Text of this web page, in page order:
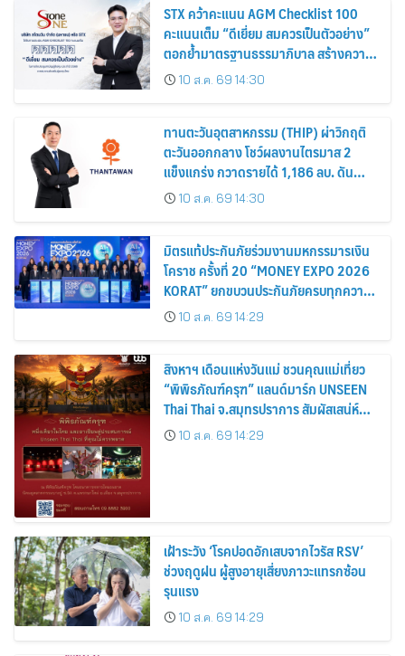
STX คว้าคะแนน AGM Checklist 100
คะแนนเต็ม “ดีเยี่ยม สมควรเป็นตัวอย่าง”
ตอกย้ำมาตรฐานธรรมาภิบาล สร้างความ
เชื่อมั่นนักลงทุน
10 ส.ค. 69 14:30
ทานตะวันอุตสาหกรรม (THIP) ผ่าวิกฤติ
ตะวันออกกลาง โชว์ผลงานไตรมาส 2
แข็งแกร่ง กวาดรายได้ 1,186 ลบ. ดัน
กำไรเพิ่มขึ้น 26% พร้อมอนุมัติปันผล
ระหว่างกาล 0.55 บาท/หุ้น
10 ส.ค. 69 14:30
มิตรแท้ประกันภัยร่วมงานมหกรรมารเงิน
โคราช ครั้งที่ 20 “MONEY EXPO 2026
KORAT” ยกขบวนประกันภัยครบทุกความ
ต้องการ พร้อมโปรโมชันลดเบี้ยสูงสุด
15%
10 ส.ค. 69 14:29
สิงหาฯ เดือนแห่งวันแม่ ชวนคุณแม่เที่ยว
“พิพิธภัณฑ์ครุฑ” แลนด์มาร์ก UNSEEN
Thai Thai จ.สมุทรปราการ สัมผัสเสน่ห์
มรดกไทย พร้อมขอพรเสริมสิริมงคล
10 ส.ค. 69 14:29
เฝ้าระวัง ‘โรคปอดอักเสบจากไวรัส RSV’
ช่วงฤดูฝน ผู้สูงอายุเสี่ยงภาวะแทรกซ้อน
รุนแรง
10 ส.ค. 69 14:29